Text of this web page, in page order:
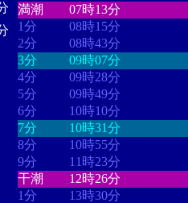
満潮
07時13分
1分
08時15分
2分
08時43分
3分
09時07分
4分
09時28分
5分
09時49分
6分
10時10分
7分
10時31分
8分
10時55分
9分
11時23分
干潮
12時26分
1分
13時30分